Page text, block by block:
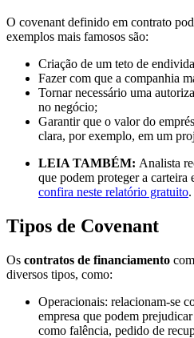
O covenant definido em contrato
exemplos mais famosos são:
Criação de um teto de
Fazer com que a companhia
Tornar necessário uma
no negócio;
Garantir que o valor do
clara, por exemplo, em um
LEIA TAMBÉM: Analista
que podem proteger a carteira
confira neste relatório gratuito.
Tipos de Covenant
Os contratos de financiamento
diversos tipos, como:
Operacionais: relacionam-se
empresa que podem
como falência, pedido de